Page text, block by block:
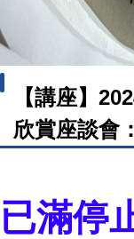
【講座】
欣賞座談會
已滿停